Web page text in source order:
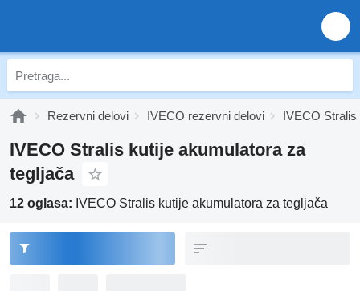
Rezervni delovi IVECO rezervni delovi IVECO
IVECO Stralis kutije akumulatora za
tegljača
12 oglasa: IVECO Stralis kutije akumulatora za tegljača